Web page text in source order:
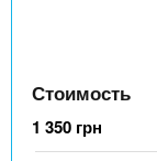
Стоимость
1 350 грн